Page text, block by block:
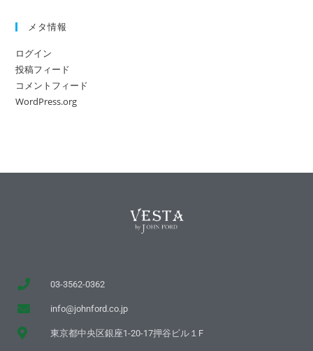
メタ情報
ログイン
投稿フィード
コメントフィード
WordPress.org
03-3562-0362
info@johnford.co.jp
東京都中央区銀座1-20-17押谷ビル１F